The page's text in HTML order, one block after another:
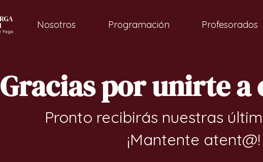
Nosotros Programación Profesorados
Gracias por unirte a
Pronto recibirás nuestras
¡Mantente atent@!